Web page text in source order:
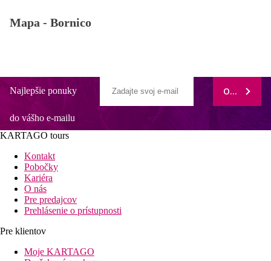
Mapa - Bornico
Najlepšie ponuky
do vášho e-mailu
ODOBERAŤ
KARTAGO tours
Kontakt
Pobočky
Kariéra
O nás
Pre predajcov
Prehlásenie o prístupnosti
Pre klientov
Moje KARTAGO